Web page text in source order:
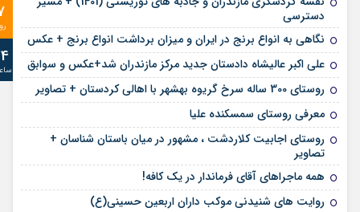
دسترسی
نگاهی به انواع برنج در ایران و میزان برداشت انواع برنج + عکس
علی‌ اکبر عالیشاه دادستان جدید مرکز مازندران شد+عکس و سوابق
روستای 300 ساله سرخ ‌گریوه بهشهر با اهالی کردستان + تصاویر
معرفی روستای سمسکنده علیا
روستای اجابیت کلاردشت ، مشهور در میان باستان شناسان +
تصاویر
همه ماجراهای آقای فرماندار در یک کافه!
روایت های شنیدنی موکب داران اربعین حسینی(ع)